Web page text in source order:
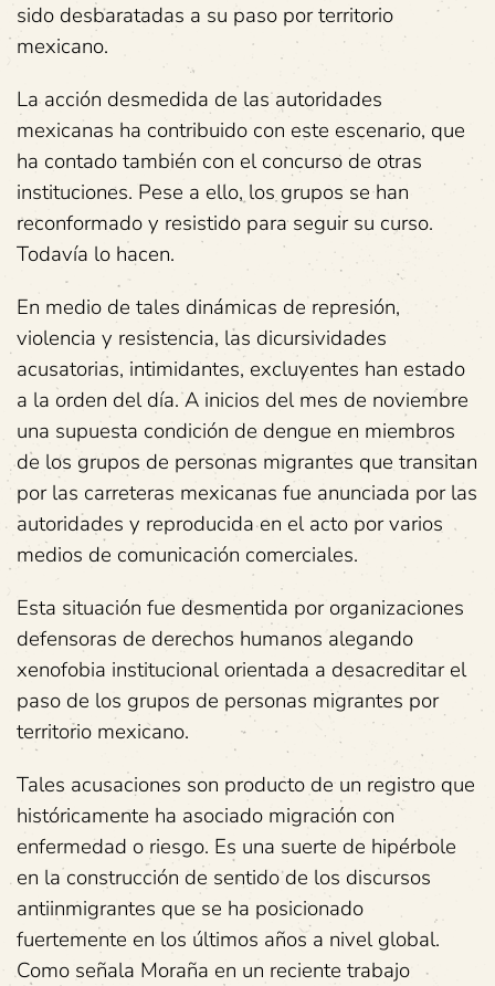
sido desbaratadas a su paso por territorio
mexicano.
La acción desmedida de las autoridades
mexicanas ha contribuido con este escenario, que
ha contado también con el concurso de otras
instituciones. Pese a ello, los grupos se han
reconformado y resistido para seguir su curso.
Todavía lo hacen.
En medio de tales dinámicas de represión,
violencia y resistencia, las dicursividades
acusatorias, intimidantes, excluyentes han estado
a la orden del día. A inicios del mes de noviembre
una supuesta condición de dengue en miembros
de los grupos de personas migrantes que transitan
por las carreteras mexicanas fue anunciada por las
autoridades y reproducida en el acto por varios
medios de comunicación comerciales.
Esta situación fue desmentida por organizaciones
defensoras de derechos humanos alegando
xenofobia institucional orientada a desacreditar el
paso de los grupos de personas migrantes por
territorio mexicano.
Tales acusaciones son producto de un registro que
históricamente ha asociado migración con
enfermedad o riesgo. Es una suerte de hipérbole
en la construcción de sentido de los discursos
antiinmigrantes que se ha posicionado
fuertemente en los últimos años a nivel global.
Como señala Moraña en un reciente trabajo